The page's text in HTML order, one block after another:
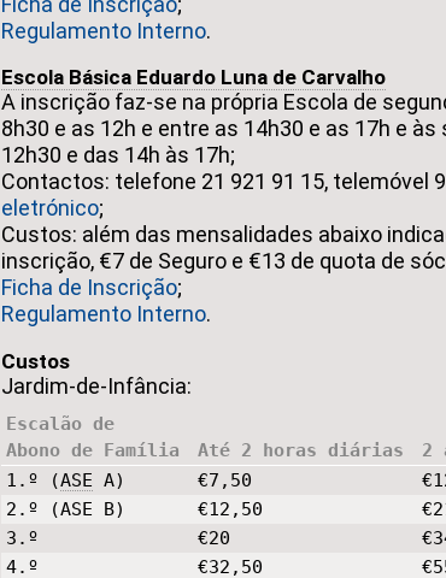
Regulamento Interno.
Escola Básica Eduardo Luna de Carvalho
A inscrição faz-se na própria Escola de
8h30 e as 12h e entre as 14h30 e as 17h e
12h30 e das 14h às 17h;
Contactos: telefone 21 921 91 15, telemóvel
eletrónico;
Custos: além das mensalidades abaixo
inscrição, €7 de Seguro e €13 de quota de
Ficha de Inscrição;
Regulamento Interno.
Custos
Jardim-de-Infância:
Escalão de
Abono de Família
Até 2 horas diárias 2
1.º (ASE A) €7,50
2.º (ASE B)
€12,50
3.º
€20
4.º
€32,50